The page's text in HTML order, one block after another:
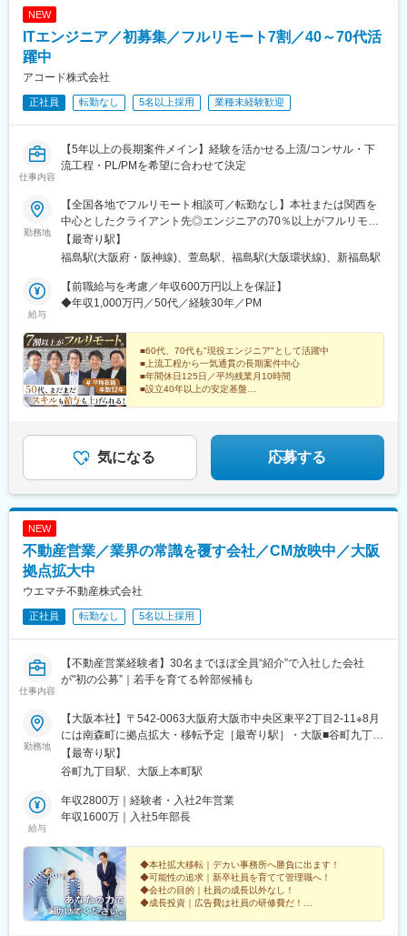
NEW
ITエンジニア／初募集／フルリモート7割／40～70代活
躍中
アコード株式会社
正社員 転勤なし 5名以上採用 業種未経験歓迎
仕事内容
【5年以上の長期案件メイン】経験を活かせる上流/コンサル・下
流工程・PL/PMを希望に合わせて決定
勤務地
【全国各地でフルリモート相談可／転勤なし】本社または関西を
中心としたクライアント先◎エンジニアの70％以上がフルリモー
トです！■本社大阪府大阪市福島区福島5-1-12・阪神線「福島駅」
より徒歩1分・JR大阪環状線「福島駅」より徒歩4分■寝屋川事業
駅」徒歩15分
【最寄り駅】
福島駅(大阪府・阪神線)、萱島駅、福島駅(大阪環状線)、新福島駅
給与
【前職給与を考慮／年収600万円以上を保証】
◆年収1,000万円／50代／経験30年／PM
■60代、70代も"現役エンジニア"として活躍中
■上流工程から一気通貫の長期案件中心
■年間休日125日／平均残業月10時間
■設立40年以上の安定基盤
る環境です。
気になる 応募する
NEW
不動産営業／業界の常識を覆す会社／CM放映中／大阪
拠点拡大中
ウエマチ不動産株式会社
正社員 転勤なし 5名以上採用
仕事内容
【不動産営業経験者】30名までほぼ全員“紹介”で入社した会社
が"初の公募”｜若手を育てる幹部候補も
勤務地
【大阪本社】〒542-0063大阪府大阪市中央区東平2丁目2-11※8月
には南森町に拠点拡大・移転予定［最寄り駅］・大阪■谷町九丁目
駅（Osaka Metro 谷町線・千日前線）徒歩：約1分■大阪上本町駅
（近鉄 大阪線・奈良線）徒歩：約1分
【最寄り駅】
谷町九丁目駅、大阪上本町駅
給与
年収2800万｜経験者・入社2年営業
年収1600万｜入社5年部長
◆本社拡大移転｜デカい事務所へ勝負に出ます！
◆可能性の追求｜新卒社員を育てて管理職へ！
◆会社の目的｜社員の成長以外なし！
◆成長投資｜広告費は社員の研修費だ！